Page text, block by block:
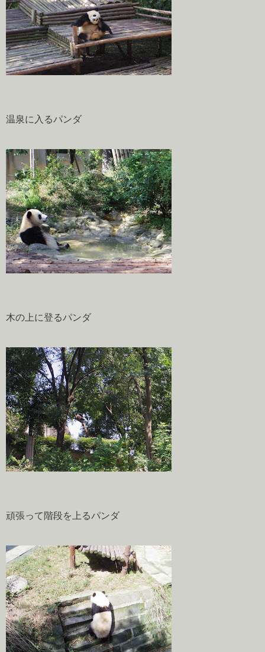
温泉に入るパンダ
木の上に登るパンダ
頑張って階段を上るパンダ